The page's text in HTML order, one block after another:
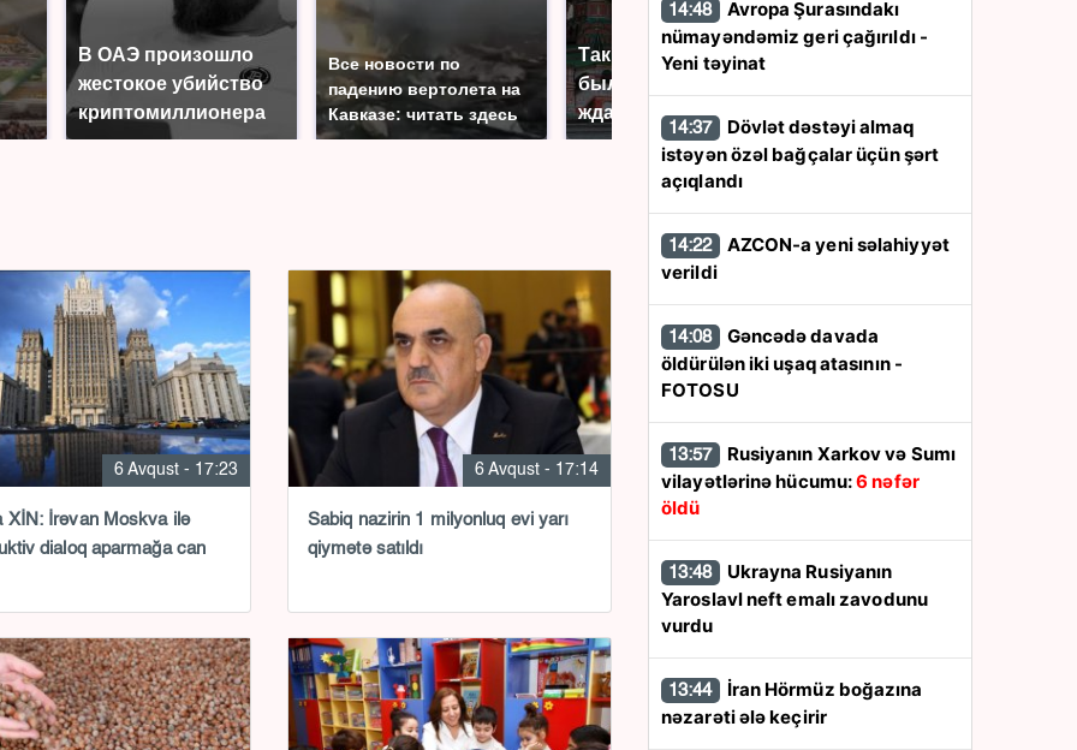
В ОАЭ произошло
жестокое убийство
криптомиллионера
Все новости по
падению вертолета на
Кавказе: читать здесь
Таких событий не
было с 1945: чего
ждать всем нам?
продукта: что купить?
6 Avqust - 17:23
XİN: İrəvan Moskva ilə
dialoq aparmağa can
6 Avqust - 17:14
Sabiq nazirin 1 milyonluq evi yarı
qiymətə satıldı
14:48
nümayəndəmiz geri çağırıldı -
Yeni təyinat
14:37
istəyən özəl bağçalar üçün şərt
açıqlandı
14:22
verildi
14:08
öldürülən iki uşaq atasının -
FOTOSU
13:57
vilayətlərinə hücumu:6 nəfər
öldü
13:48
Yaroslavl neft emalı zavodunu
vurdu
13:44
nəzarəti ələ keçirir